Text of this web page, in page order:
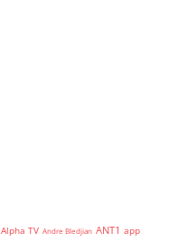
Alpha TV Andre Bledjian ANT1 app